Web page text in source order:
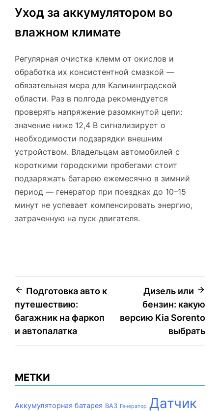
Уход за аккумулятором во
влажном климате
Регулярная очистка клемм от окислов и
обработка их консистентной смазкой —
обязательная мера для Калининградской
области. Раз в полгода рекомендуется
проверять напряжение разомкнутой цепи:
значение ниже 12,4 В сигнализирует о
необходимости подзарядки внешним
устройством. Владельцам автомобилей с
короткими городскими пробегами стоит
подзаряжать батарею ежемесячно в зимний
период — генератор при поездках до 10–15
минут не успевает компенсировать энергию,
затраченную на пуск двигателя.
Навигация
по
записям
Подготовка авто к
путешествию:
багажник на фаркоп
и автопалатка
Дизель или
бензин: какую
версию Kia Sorento
выбрать
МЕТКИ
Аккумуляторная батарея ВАЗ Генератор Датчик